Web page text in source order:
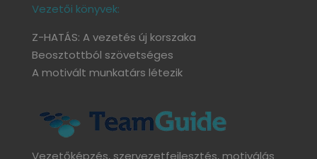
Vezetői könyvek:
Z-HATÁS: A vezetés új korszaka
Beosztottból szövetséges
A motivált munkatárs létezik
Vezetőképzés, szervezetfejlesztés, motiválás